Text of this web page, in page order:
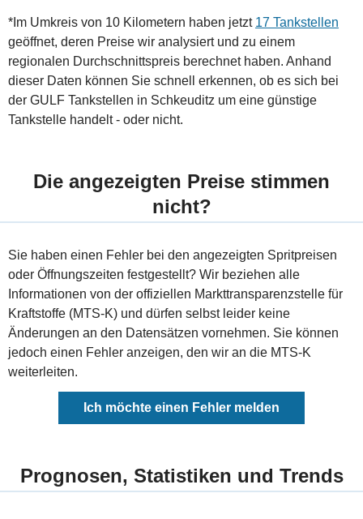
*Im Umkreis von 10 Kilometern haben jetzt 17 Tankstellen
geöffnet, deren Preise wir analysiert und zu einem
regionalen Durchschnittspreis berechnet haben. Anhand
dieser Daten können Sie schnell erkennen, ob es sich bei
der GULF Tankstellen in Schkeuditz um eine günstige
Tankstelle handelt - oder nicht.
Die angezeigten Preise stimmen
nicht?
Sie haben einen Fehler bei den angezeigten Spritpreisen
oder Öffnungszeiten festgestellt? Wir beziehen alle
Informationen von der offiziellen Markttransparenzstelle für
Kraftstoffe (MTS-K) und dürfen selbst leider keine
Änderungen an den Datensätzen vornehmen. Sie können
jedoch einen Fehler anzeigen, den wir an die MTS-K
weiterleiten.
Ich möchte einen Fehler melden
Prognosen, Statistiken und Trends